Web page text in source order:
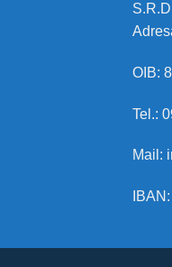
OIB:
Tel.:
Mail: